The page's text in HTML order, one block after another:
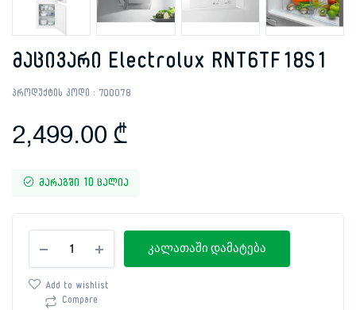
მაცივარი Electrolux RNT6TF18S1
პროდუქტის კოდი : 700078
2,499.00 ₾
მარაგში 10 ცალია
Electrolux
RNT6TF18S1
რაოდენობა
კალათაში დამატება
Add to wishlist
Compare